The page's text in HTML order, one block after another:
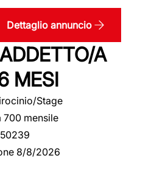
Dettaglio annuncio
A
MESI
Stage
700 mensile
8/8/2026